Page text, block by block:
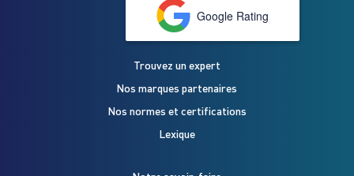
Google Rating
Trouvez un expert
Nos marques partenaires
Nos normes et certifications
Lexique